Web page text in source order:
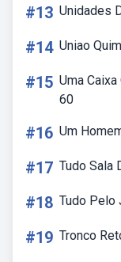
#13 Unidades
#14 Uniao
#15 Uma
60
#16 Um
#17 Tudo Sala
#18 Tudo Pelo
#19 Tronco